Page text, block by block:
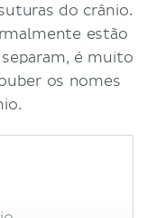
do crânio.
estão
é muito
os nomes